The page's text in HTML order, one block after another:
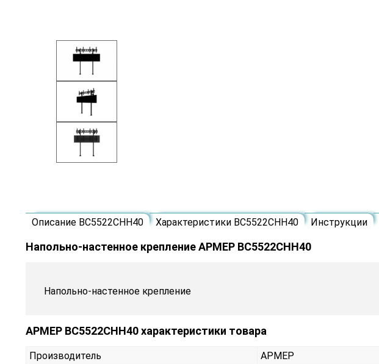
Описание ВС5522СНН40 Характеристики ВС5522СНН40 Инструкции
Напольно-настенное крепление АРМЕР ВС5522СНН40
Напольно-настенное крепление
АРМЕР ВС5522СНН40 характеристики товара
Производитель
АРМЕР